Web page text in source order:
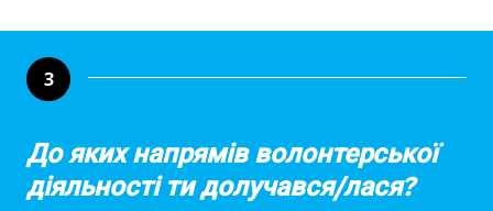
3
До яких напрямів волонтерської
діяльності ти долучався/лася?